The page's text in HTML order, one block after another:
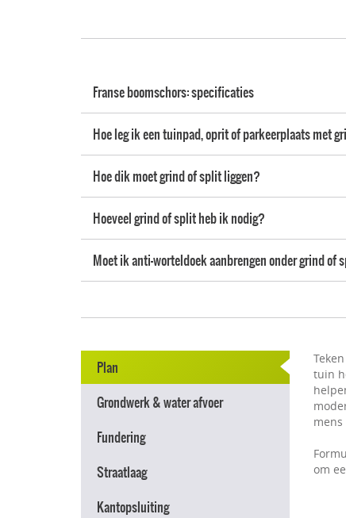
Franse boomschors: specificaties
Hoe leg ik een tuinpad, oprit of parkeerplaats met
Hoe dik moet grind of split liggen?
Hoeveel grind of split heb ik nodig?
Moet ik anti-worteldoek aanbrengen onder grind of
Plan
Grondwerk & water afvoer
Fundering
Straatlaag
Kantopsluiting
tuin
om